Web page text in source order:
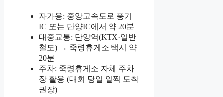
자가용: 중앙고속도로 풍기
IC 또는 단양IC에서 약 20분
대중교통: 단양역(KTX·일반
철도) → 죽령휴게소 택시 약
20분
주차: 죽령휴게소 자체 주차
장 활용 (대회 당일 일찍 도착
권장)